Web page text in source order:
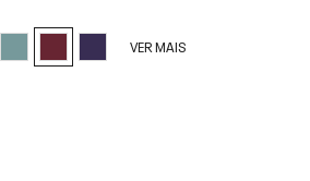
VER MAIS